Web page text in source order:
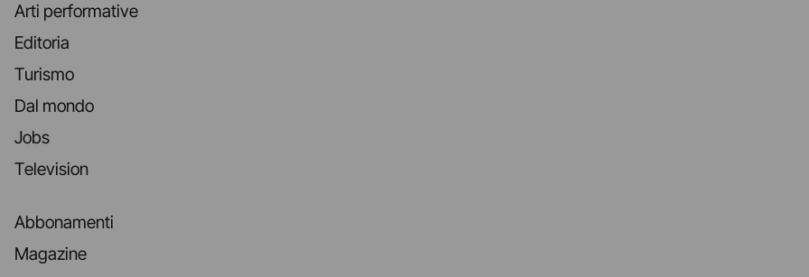
Arti performative
Editoria
Turismo
Dal mondo
Jobs
Television
Abbonamenti
Magazine